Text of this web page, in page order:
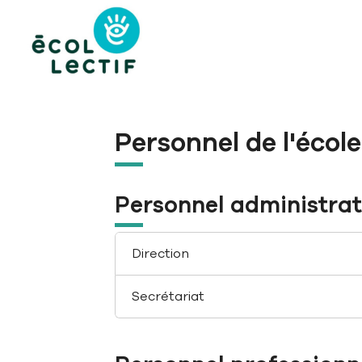
Aller à la navigation principale
Aller au contenu principal
Passer au pied de page
Personnel de l'école
Personnel
Direction
Secrétariat